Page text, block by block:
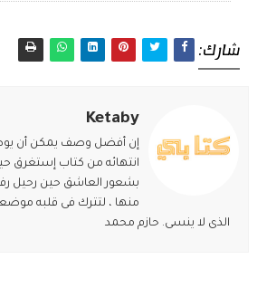
شارك:
Ketaby
إن أفضل وصف يمكن أن
انتهائه من كتاب إستغرق
بشعور العاشق حين رحيل
منها ، لتترك فى قلبه
الذى لا ينسى. حازم محمد